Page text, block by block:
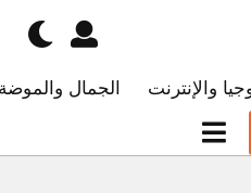
والإنترنت الجمال والموضة